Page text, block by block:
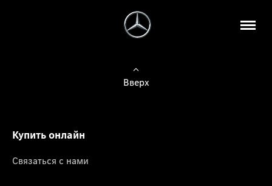
Вверх
Купить онлайн
Связаться с нами